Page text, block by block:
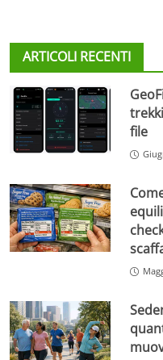
ARTICOLI RECENTI
file